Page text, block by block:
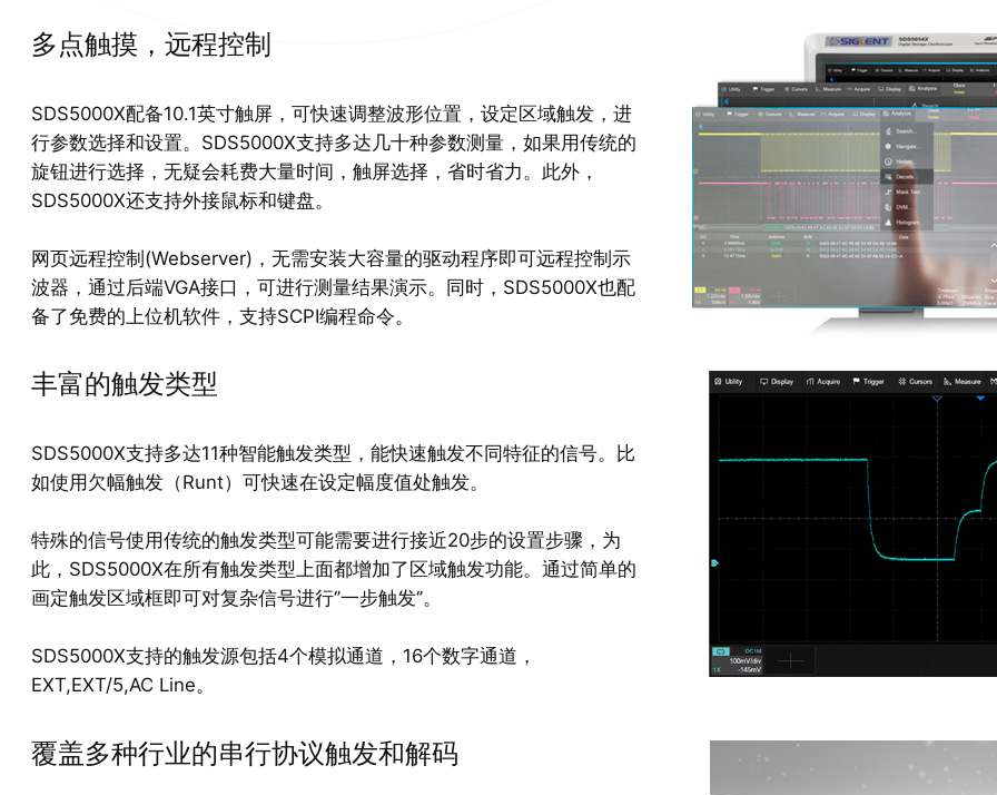
多点触摸，远程控制
SDS5000X配备10.1英寸触屏，可快速调整波形位置，设定区域触发，进
行参数选择和设置。SDS5000X支持多达几十种参数测量，如果用传统的
旋钮进行选择，无疑会耗费大量时间，触屏选择，省时省力。此外，
SDS5000X还支持外接鼠标和键盘。
网页远程控制(Webserver)，无需安装大容量的驱动程序即可远程控制示
波器，通过后端VGA接口，可进行测量结果演示。同时，SDS5000X也配
备了免费的上位机软件，支持SCPI编程命令。
丰富的触发类型
SDS5000X支持多达11种智能触发类型，能快速触发不同特征的信号。比
如使用欠幅触发（Runt）可快速在设定幅度值处触发。
特殊的信号使用传统的触发类型可能需要进行接近20步的设置步骤，为
此，SDS5000X在所有触发类型上面都增加了区域触发功能。通过简单的
画定触发区域框即可对复杂信号进行‘’一步触发‘’。
SDS5000X支持的触发源包括4个模拟通道，16个数字通道，
EXT,EXT/5,AC Line。
覆盖多种行业的串行协议触发和解码